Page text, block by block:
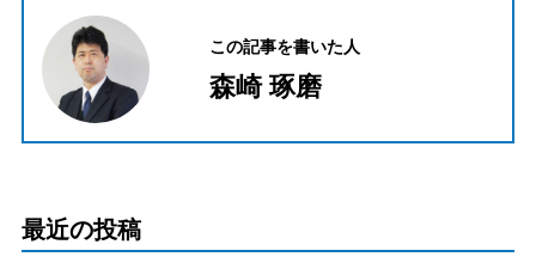
この記事を書いた人
森崎 琢磨
最近の投稿